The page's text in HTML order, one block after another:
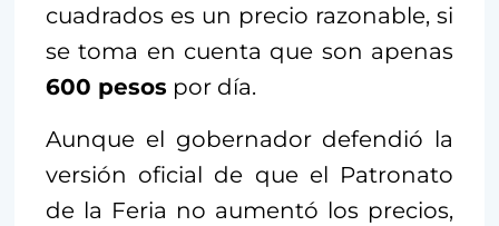
cuadrados es un precio razonable, si
se toma en cuenta que son apenas
600 pesos por día.
Aunque el gobernador defendió la
versión oficial de que el Patronato
de la Feria no aumentó los precios,